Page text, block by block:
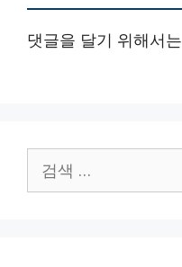
댓글을 달기 위해서는
색: